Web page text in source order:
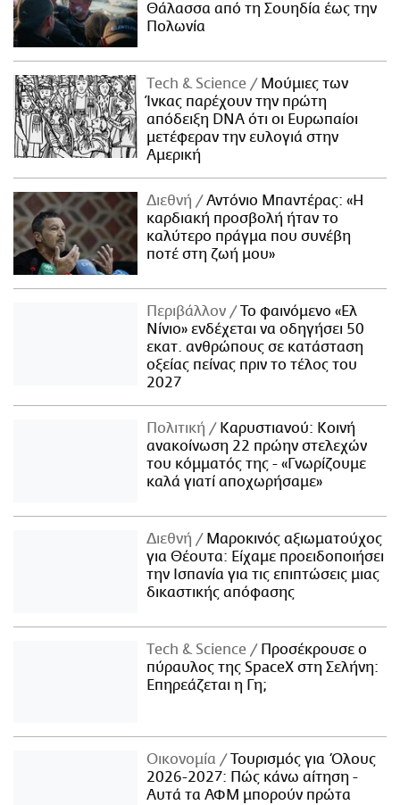
Θάλασσα από τη Σουηδία έως την
Πολωνία
Τech & Science
Μούμιες των
Ίνκας παρέχουν την πρώτη
απόδειξη DNA ότι οι Ευρωπαίοι
μετέφεραν την ευλογιά στην
Αμερική
Διεθνή
Αντόνιο Μπαντέρας: «Η
καρδιακή προσβολή ήταν το
καλύτερο πράγμα που συνέβη
ποτέ στη ζωή μου»
Περιβάλλον
Το φαινόμενο «Ελ
Νίνιο» ενδέχεται να οδηγήσει 50
εκατ. ανθρώπους σε κατάσταση
οξείας πείνας πριν το τέλος του
2027
Πολιτική
Καρυστιανού: Κοινή
ανακοίνωση 22 πρώην στελεχών
του κόμματός της - «Γνωρίζουμε
καλά γιατί αποχωρήσαμε»
Διεθνή
Μαροκινός αξιωματούχος
για Θέουτα: Είχαμε προειδοποιήσει
την Ισπανία για τις επιπτώσεις μιας
δικαστικής απόφασης
Τech & Science
Προσέκρουσε ο
πύραυλος της SpaceX στη Σελήνη:
Επηρεάζεται η Γη;
Οικονομία
Τουρισμός για Όλους
2026-2027: Πώς κάνω αίτηση -
Αυτά τα ΑΦΜ μπορούν πρώτα